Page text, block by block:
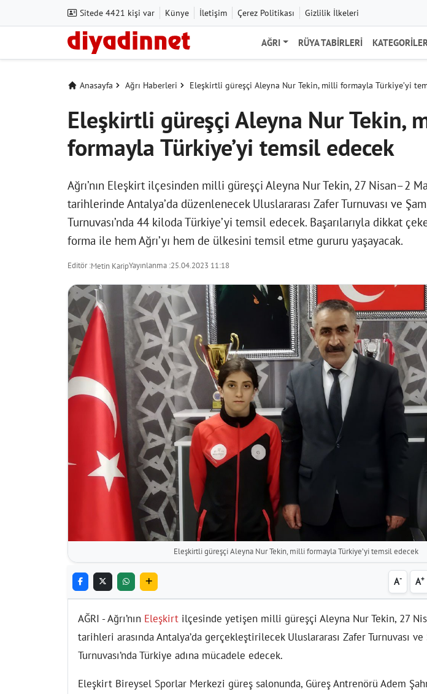
Sitede 4421 kişi var Künye İletişim Çerez Politikası Gizlilik İlkeleri
AĞRI RÜYA TABIRLERI KATEGORILER
Anasayfa Ağrı Haberleri Eleşkirtli güreşçi Aleyna Nur Tekin, milli formayla Türkiye’yi
Eleşkirtli güreşçi Aleyna Nur Tekin,
formayla Türkiye’yi temsil edecek
Ağrı’nın Eleşkirt ilçesinden milli güreşçi Aleyna Nur Tekin, 27 Nisan–2
tarihlerinde Antalya’da düzenlenecek Uluslararası Zafer Turnuvası ve
Turnuvası’nda 44 kiloda Türkiye’yi temsil edecek. Başarılarıyla dikkat
forma ile hem Ağrı’yı hem de ülkesini temsil etme gururu yaşayacak.
Editör :Metin KaripYayınlanma :25.04.2023 11:18
Eleşkirtli güreşçi Aleyna Nur Tekin, milli formayla Türkiye’yi temsil edecek
A- A+
AĞRI - Ağrı’nın Eleşkirt ilçesinde yetişen milli güreşçi Aleyna Nur Tekin, 27
tarihleri arasında Antalya’da gerçekleştirilecek Uluslararası Zafer Turnuvası
Turnuvası’nda Türkiye adına mücadele edecek.
Eleşkirt Bireysel Sporlar Merkezi güreş salonunda, Güreş Antrenörü Adem